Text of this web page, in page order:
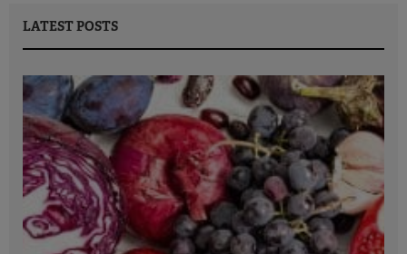
LATEST POSTS